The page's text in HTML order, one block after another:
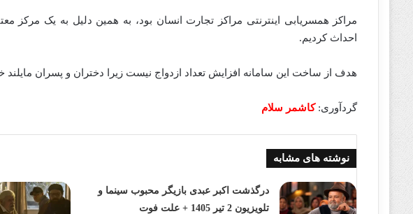
مراکز همسریابی اینترنتی مراکز تجارت انسان بود، به همین دلیل به یک مرکز
احداث کردیم.
هدف از ساخت این سامانه افزایش تعداد ازدواج نیست زیرا دختران و پسران مایلند
گردآوری:کاشمر سلام
نوشته های مشابه
درگذشت اکبر عبدی بازیگر محبوب سینما و
تلویزیون 2 تیر 1405 + علت فوت